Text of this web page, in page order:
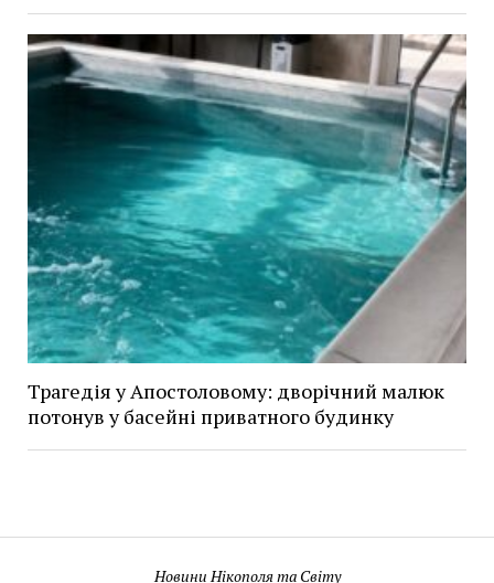
Трагедія у Апостоловому: дворічний малюк
потонув у басейні приватного будинку
Новини Нікополя та Світу